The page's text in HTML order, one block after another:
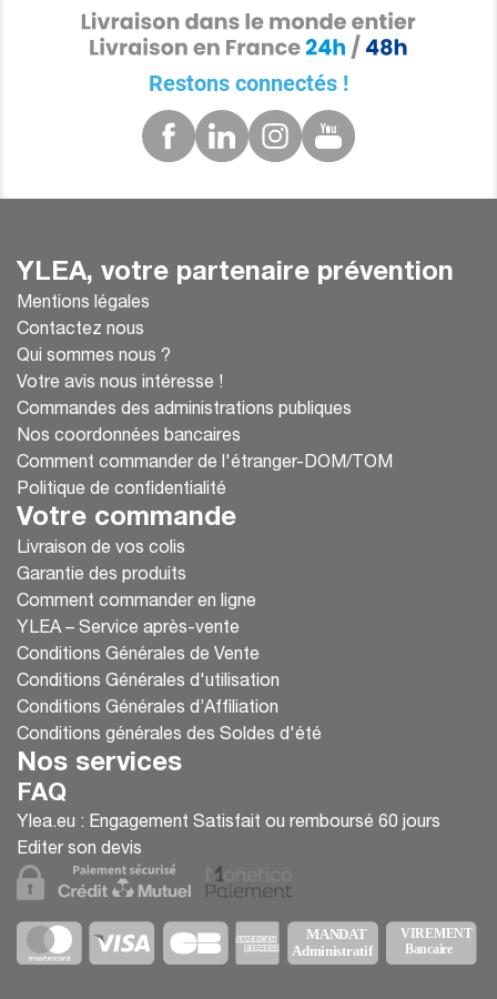
Restons connectés !
YLEA, votre partenaire prévention
Mentions légales
Contactez nous
Qui sommes nous ?
Votre avis nous intéresse !
Commandes des administrations publiques
Nos coordonnées bancaires
Comment commander de l'étranger-DOM/TOM
Politique de confidentialité
Votre commande
Livraison de vos colis
Garantie des produits
Comment commander en ligne
YLEA – Service après-vente
Conditions Générales de Vente
Conditions Générales d'utilisation
Conditions Générales d’Affiliation
Conditions générales des Soldes d'été
Nos services
FAQ
Ylea.eu : Engagement Satisfait ou remboursé 60 jours
Editer son devis